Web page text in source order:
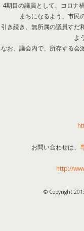
4期目の議員として、コロナ
まちになるよう、市民
引き続き、無所属の議員すだ
よ
なお、議会内で、所存する会
お問い合わせは、
http://
© Copyright